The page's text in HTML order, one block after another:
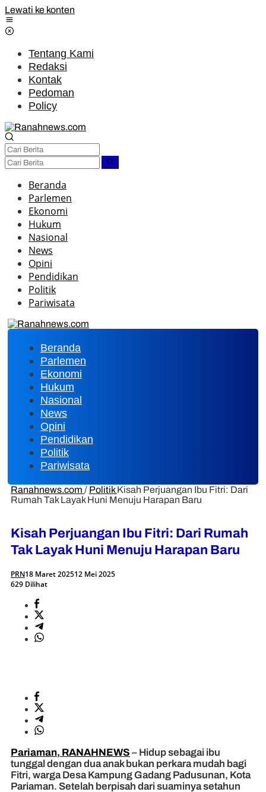
Lewati ke konten
Tentang Kami
Redaksi
Kontak
Pedoman
Policy
Beranda
Parlemen
Ekonomi
Hukum
Nasional
News
Opini
Pendidikan
Politik
Pariwisata
Beranda
Parlemen
Ekonomi
Hukum
Nasional
News
Opini
Pendidikan
Politik
Pariwisata
Ranahnews.com / Politik Kisah Perjuangan Ibu Fitri: Dari
Rumah Tak Layak Huni Menuju Harapan Baru
Kisah Perjuangan Ibu Fitri: Dari Rumah
Tak Layak Huni Menuju Harapan Baru
PRN18 Maret 202512 Mei 2025
629 Dilihat
Pariaman, RANAHNEWS – Hidup sebagai ibu
tunggal dengan dua anak bukan perkara mudah bagi
Fitri, warga Desa Kampung Gadang Padusunan, Kota
Pariaman. Setelah berpisah dari suaminya setahun